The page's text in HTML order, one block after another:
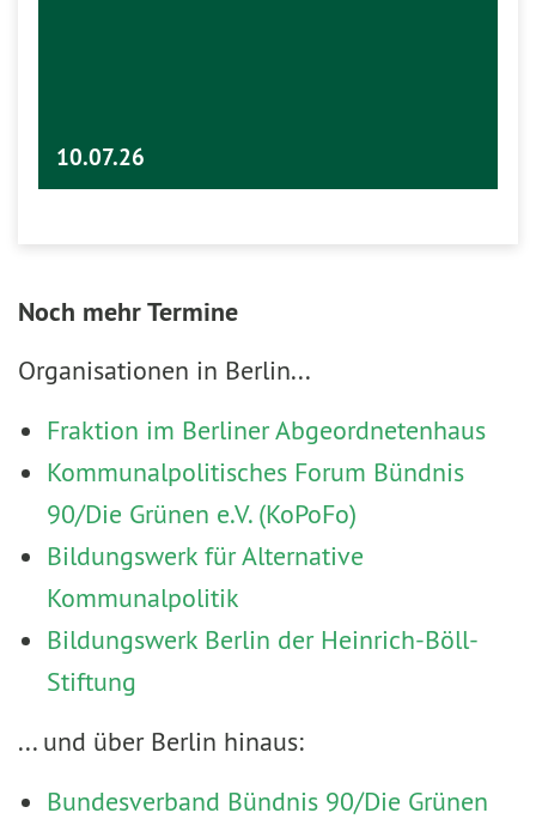
10.07.26
Noch mehr Termine
Organisationen in Berlin...
Fraktion im Berliner Abgeordnetenhaus
Kommunalpolitisches Forum Bündnis
90/Die Grünen e.V. (KoPoFo)
Bildungswerk für Alternative
Kommunalpolitik
Bildungswerk Berlin der Heinrich-Böll-
Stiftung
... und über Berlin hinaus:
Bundesverband Bündnis 90/Die Grünen